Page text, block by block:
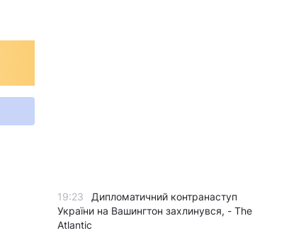
19:23
Дипломатичний контранаступ
України на Вашингтон захлинувся, - The
Atlantic